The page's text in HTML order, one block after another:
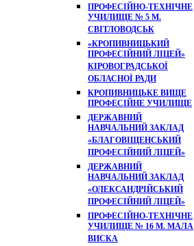
ПРОФЕСІЙНО-ТЕХНІЧНЕ
УЧИЛИЩЕ № 5 М.
СВІТЛОВОДСЬК
«КРОПИВНИЦЬКИЙ
ПРОФЕСІЙНИЙ ЛІЦЕЙ»
КІРОВОГРАДСЬКОЇ
ОБЛАСНОЇ РАДИ
КРОПИВНИЦЬКЕ ВИЩЕ
ПРОФЕСІЙНЕ УЧИЛИЩЕ
ДЕРЖАВНИЙ
НАВЧАЛЬНИЙ ЗАКЛАД
«БЛАГОВІЩЕНСЬКИЙ
ПРОФЕСІЙНИЙ ЛІЦЕЙ»
ДЕРЖАВНИЙ
НАВЧАЛЬНИЙ ЗАКЛАД
«ОЛЕКСАНДРІЙСЬКИЙ
ПРОФЕСІЙНИЙ ЛІЦЕЙ»
ПРОФЕСІЙНО-ТЕХНІЧНЕ
УЧИЛИЩЕ № 16 М. МАЛА
ВИСКА